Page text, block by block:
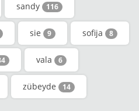
sandy 116
sie 9 sofija 8
vala 6
zübeyde 14